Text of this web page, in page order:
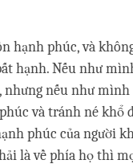
hạnh phúc, và
hạnh. Nếu như
nhưng nếu như
và tránh né khổ
phúc của người
là về phía họ thì